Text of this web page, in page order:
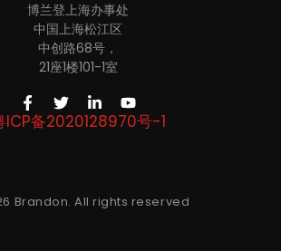
博兰登上海办事处
中国上海松江区
中创路68号，
21座1楼101-1室
ICP备2020128970号-1
Brandon. All rights reserved